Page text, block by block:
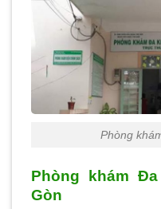
Phòng
Phòng khám
Gòn